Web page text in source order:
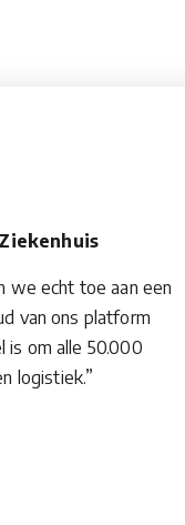
we echt toe aan een
van ons platform
is om alle 50.000
logistiek.”